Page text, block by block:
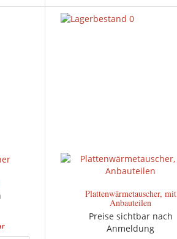
Plattenwärmetauscher, mit
Anbauteilen
Preise sichtbar nach
Anmeldung